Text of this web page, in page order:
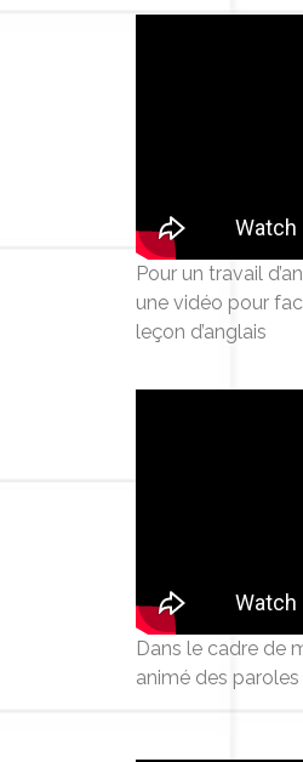
Pour un travail
une vidéo pour
leçon d’anglais
Dans le cadre de
animé des